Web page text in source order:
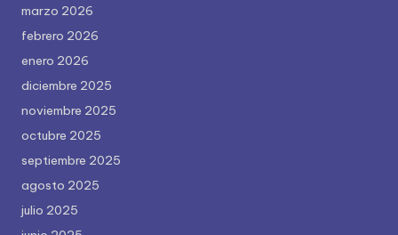
marzo 2026
febrero 2026
enero 2026
diciembre 2025
noviembre 2025
octubre 2025
septiembre 2025
agosto 2025
julio 2025